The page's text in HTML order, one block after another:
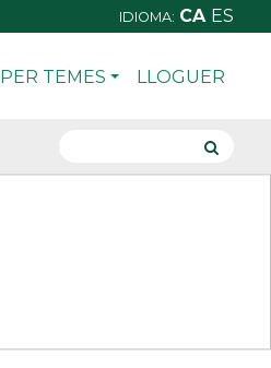
IDIOMA: CA ES
PER TEMES LLOGUER